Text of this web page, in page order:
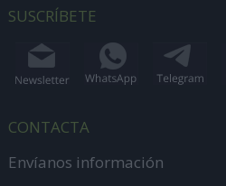
SUSCRÍBETE
CONTACTA
Envíanos información